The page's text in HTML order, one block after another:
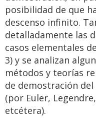
posibilidad de que
descenso infinito.
detalladamente las
casos elementales
3) y se analizan
métodos y teorías
de demostración
(por Euler,
etcétera).